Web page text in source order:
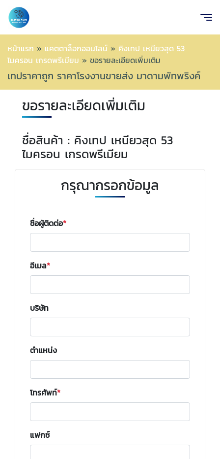
หน้าแรก » แคตตาล็อกออนไลน์ » คิงเทป เหนียวสุด 53
ไมครอน เกรดพรีเมียม » ขอรายละเอียดเพิ่มเติม
เทปราคาถูก ราคาโรงงานขายส่ง มาดามพัทพริงค์
ขอรายละเอียดเพิ่มเติม
ชื่อสินค้า : คิงเทป เหนียวสุด 53
ไมครอน เกรดพรีเมียม
กรุณากรอกข้อมูล
ชื่อผู้ติดต่อ
อีเมล
บริษัท
ตำแหน่ง
โทรศัพท์
แฟกซ์